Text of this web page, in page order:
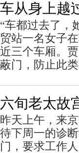
车从身上越
“车都过去了，
贸站一名女子
近三个车厢。
蔽门，防止此类
六旬老太故
昨天上午，来
待下周一的诊
门，要求工作